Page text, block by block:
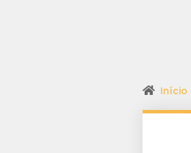
Início